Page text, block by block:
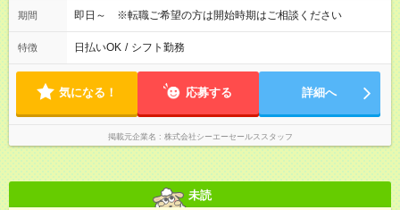
期間 即日～ ※転職ご希望の方は開始時期はご相談ください
特徴 日払いOK / シフト勤務
気になる！ 応募する 詳細へ
掲載元企業名 株式会社シーエーセールススタッフ
未読